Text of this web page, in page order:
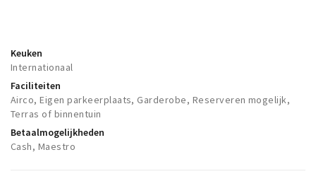
Keuken
Internationaal
Faciliteiten
Airco, Eigen parkeerplaats, Garderobe, Reserveren mogelijk,
Terras of binnentuin
Betaalmogelijkheden
Cash, Maestro